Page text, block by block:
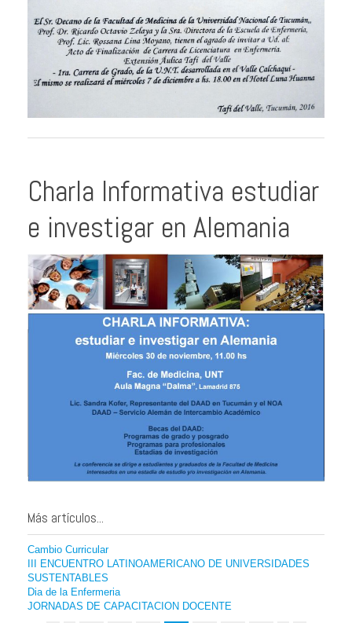
Charla Informativa estudiar
e investigar en Alemania
Más artículos...
Cambio Curricular
III ENCUENTRO LATINOAMERICANO DE UNIVERSIDADES
SUSTENTABLES
Dia de la Enfermeria
JORNADAS DE CAPACITACION DOCENTE